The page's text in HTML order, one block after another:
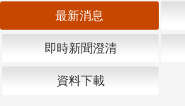
最新消息
即時新聞澄清
資料下載